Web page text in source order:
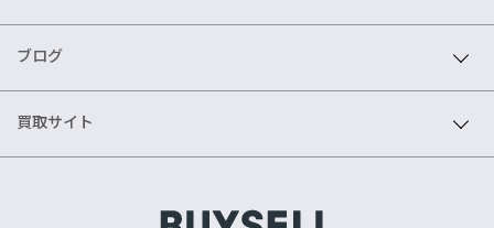
ブログ
買取サイト